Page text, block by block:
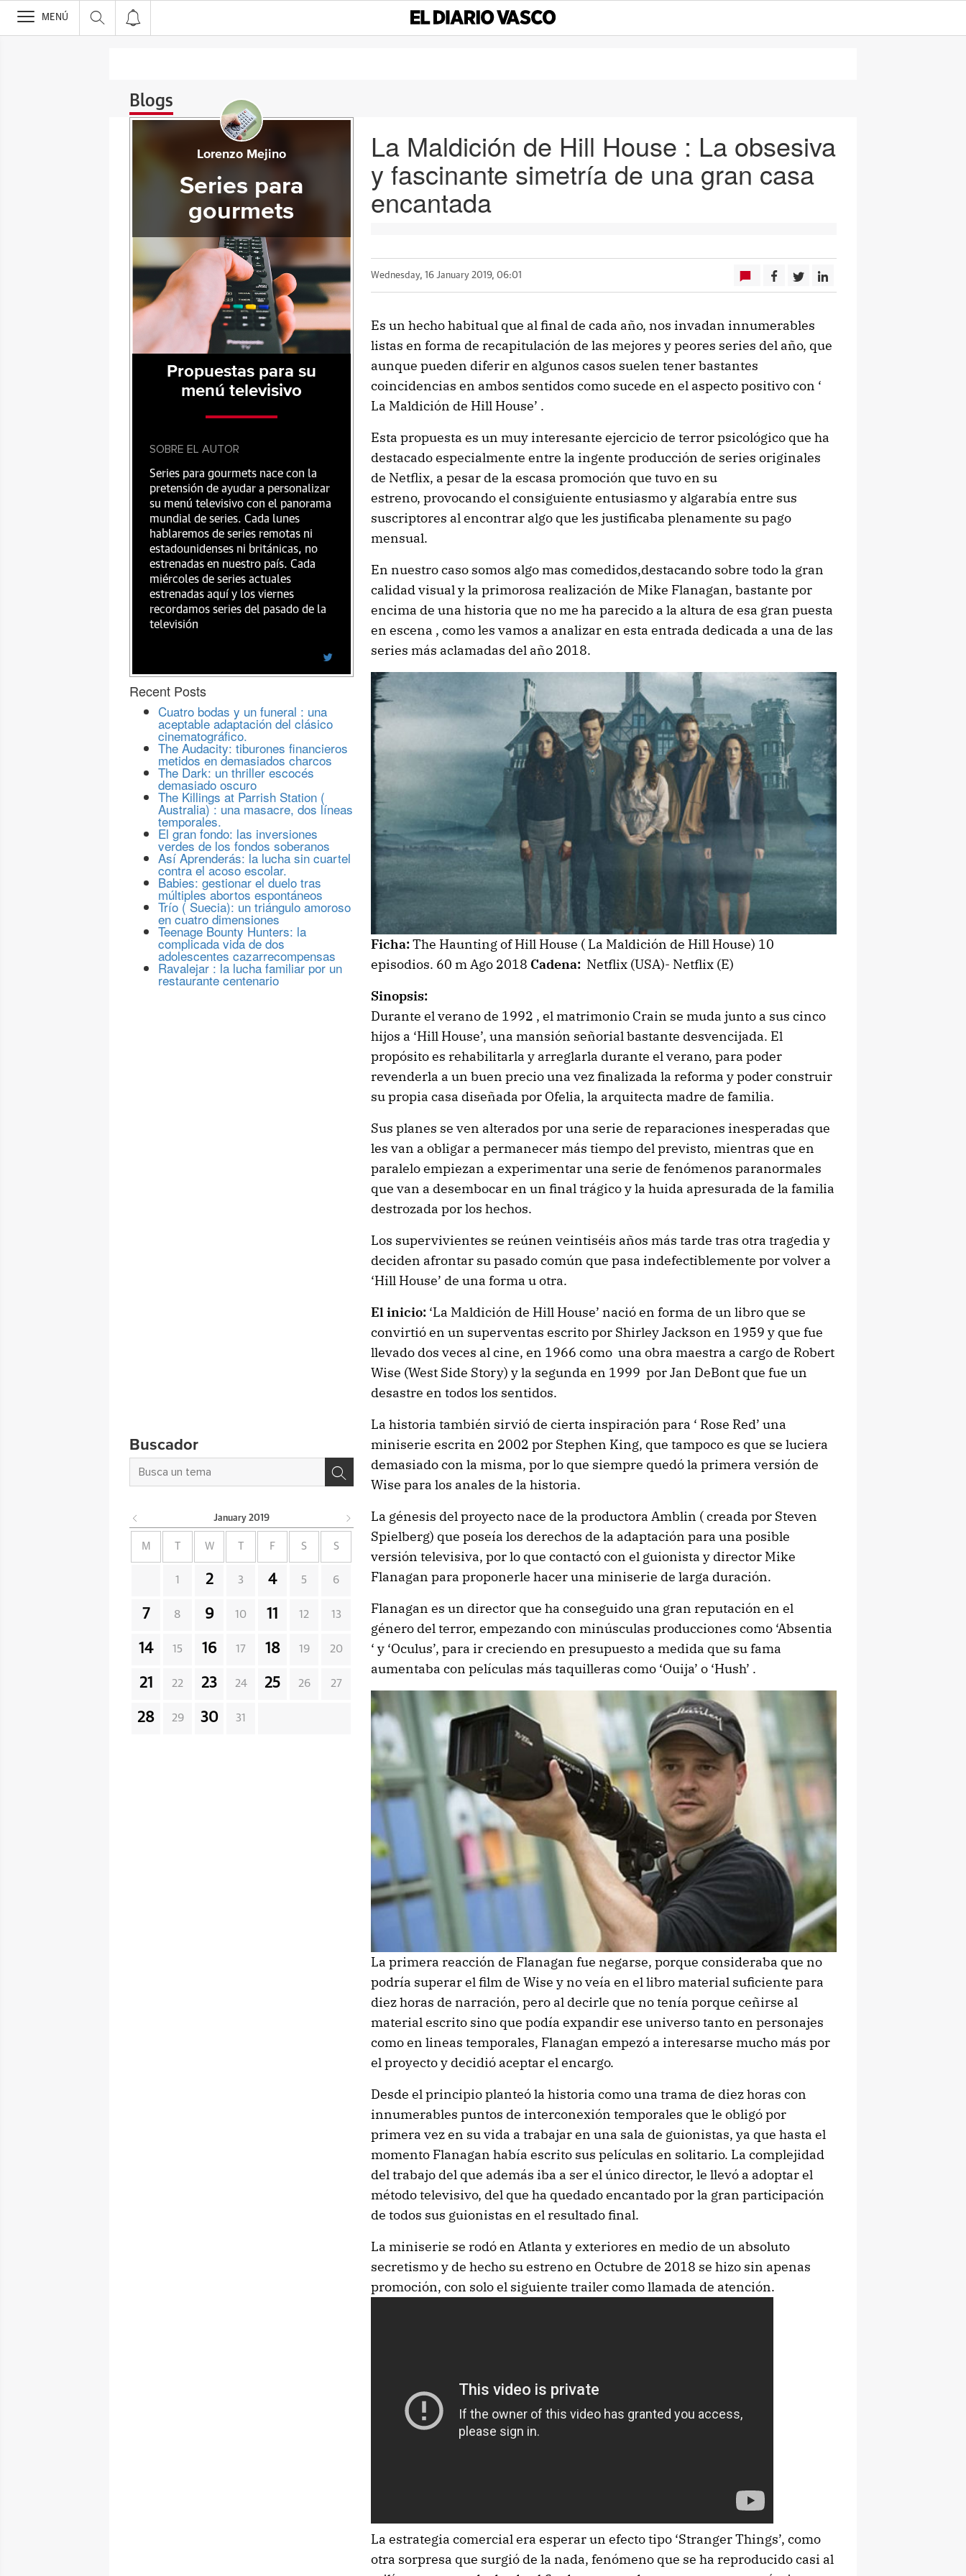
>
MENÚ
Blogs
La Maldición de Hill House : La obsesiva
y fascinante simetría de una gran casa
encantada
Wednesday, 16 January 2019, 06:01
Es un hecho habitual que al final de cada año, nos invadan innumerables
listas en forma de recapitulación de las mejores y peores series del año, que
aunque pueden diferir en algunos casos suelen tener bastantes
coincidencias en ambos sentidos como sucede en el aspecto positivo con ‘
La Maldición de Hill House’ .
Esta propuesta es un muy interesante ejercicio de terror psicológico que ha
destacado especialmente entre la ingente producción de series originales
de Netflix, a pesar de la escasa promoción que tuvo en su
estreno, provocando el consiguiente entusiasmo y algarabía entre sus
suscriptores al encontrar algo que les justificaba plenamente su pago
mensual.
En nuestro caso somos algo mas comedidos,destacando sobre todo la gran
calidad visual y la primorosa realización de Mike Flanagan, bastante por
encima de una historia que no me ha parecido a la altura de esa gran puesta
en escena , como les vamos a analizar en esta entrada dedicada a una de las
series más aclamadas del año 2018.
Ficha:The Haunting of Hill House ( La Maldición de Hill House) 10
episodios. 60 m Ago 2018 Cadena: Netflix (USA)- Netflix (E)
Sinopsis:
Durante el verano de 1992 , el matrimonio Crain se muda junto a sus cinco
hijos a ‘Hill House’, una mansión señorial bastante desvencijada. El
propósito es rehabilitarla y arreglarla durante el verano, para poder
revenderla a un buen precio una vez finalizada la reforma y poder construir
su propia casa diseñada por Ofelia, la arquitecta madre de familia.
Sus planes se ven alterados por una serie de reparaciones inesperadas que
les van a obligar a permanecer más tiempo del previsto, mientras que en
paralelo empiezan a experimentar una serie de fenómenos paranormales
que van a desembocar en un final trágico y la huida apresurada de la familia
destrozada por los hechos.
Los supervivientes se reúnen veintiséis años más tarde tras otra tragedia y
deciden afrontar su pasado común que pasa indefectiblemente por volver a
‘Hill House’ de una forma u otra.
El inicio:‘La Maldición de Hill House’ nació en forma de un libro que se
convirtió en un superventas escrito por Shirley Jackson en 1959 y que fue
llevado dos veces al cine, en 1966 como una obra maestra a cargo de Robert
Wise (West Side Story) y la segunda en 1999 por Jan DeBont que fue un
desastre en todos los sentidos.
La historia también sirvió de cierta inspiración para ‘ Rose Red’ una
miniserie escrita en 2002 por Stephen King, que tampoco es que se luciera
demasiado con la misma, por lo que siempre quedó la primera versión de
Wise para los anales de la historia.
La génesis del proyecto nace de la productora Amblin ( creada por Steven
Spielberg) que poseía los derechos de la adaptación para una posible
versión televisiva, por lo que contactó con el guionista y director Mike
Flanagan para proponerle hacer una miniserie de larga duración.
Flanagan es un director que ha conseguido una gran reputación en el
género del terror, empezando con minúsculas producciones como ‘Absentia
‘ y ‘Oculus’, para ir creciendo en presupuesto a medida que su fama
aumentaba con películas más taquilleras como ‘Ouija’ o ‘Hush’ .
La primera reacción de Flanagan fue negarse, porque consideraba que no
podría superar el film de Wise y no veía en el libro material suficiente para
diez horas de narración, pero al decirle que no tenía porque ceñirse al
material escrito sino que podía expandir ese universo tanto en personajes
como en lineas temporales, Flanagan empezó a interesarse mucho más por
el proyecto y decidió aceptar el encargo.
Desde el principio planteó la historia como una trama de diez horas con
innumerables puntos de interconexión temporales que le obligó por
primera vez en su vida a trabajar en una sala de guionistas, ya que hasta el
momento Flanagan había escrito sus películas en solitario. La complejidad
del trabajo del que además iba a ser el único director, le llevó a adoptar el
método televisivo, del que ha quedado encantado por la gran participación
de todos sus guionistas en el resultado final.
La miniserie se rodó en Atlanta y exteriores en medio de un absoluto
secretismo y de hecho su estreno en Octubre de 2018 se hizo sin apenas
promoción, con solo el siguiente trailer como llamada de atención.
La estrategia comercial era esperar un efecto tipo ‘Stranger Things’, como
otra sorpresa que surgió de la nada, fenómeno que se ha reproducido casi al
Lorenzo Mejino
Series para
gourmets
Propuestas para su
menú televisivo
SOBRE EL AUTOR
Series para gourmets nace con la
pretensión de ayudar a personalizar
su menú televisivo con el panorama
mundial de series. Cada lunes
hablaremos de series remotas ni
estadounidenses ni británicas, no
estrenadas en nuestro país. Cada
miércoles de series actuales
estrenadas aquí y los viernes
recordamos series del pasado de la
televisión
Recent Posts
Cuatro bodas y un funeral : una
aceptable adaptación del clásico
cinematográfico.
The Audacity: tiburones financieros
metidos en demasiados charcos
The Dark: un thriller escocés
demasiado oscuro
The Killings at Parrish Station (
Australia) : una masacre, dos líneas
temporales.
El gran fondo: las inversiones
verdes de los fondos soberanos
Así Aprenderás: la lucha sin cuartel
contra el acoso escolar.
Babies: gestionar el duelo tras
múltiples abortos espontáneos
Trío ( Suecia): un triángulo amoroso
en cuatro dimensiones
Teenage Bounty Hunters: la
complicada vida de dos
adolescentes cazarrecompensas
Ravalejar : la lucha familiar por un
restaurante centenario
Buscador
January 2019
M W F S S
1 2 3 4 5 6
7 8 9 10 11 12 13
14 15 16 17 18 19 20
21 22 23 24 25 26 27
28 29 30 31